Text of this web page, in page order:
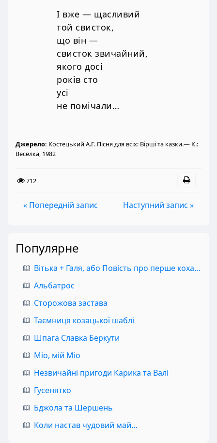
І вже — щасливий
той свисток,
що він —
свисток звичайний,
якого досі
років сто
усі
не помічали…
Джерело: Костецький А.Г. Пісня для всіх: Вірші та казки.— К.:
Веселка, 1982
712
« Попередній запис Наступний запис »
Популярне
Вітька + Галя, або Повість про перше кохання
Альбатрос
Сторожова застава
Таємниця козацької шаблі
Шпага Славка Беркути
Міо, мій Міо
Незвичайні пригоди Карика та Валі
Гусенятко
Бджола та Шершень
Коли настав чудовий май…